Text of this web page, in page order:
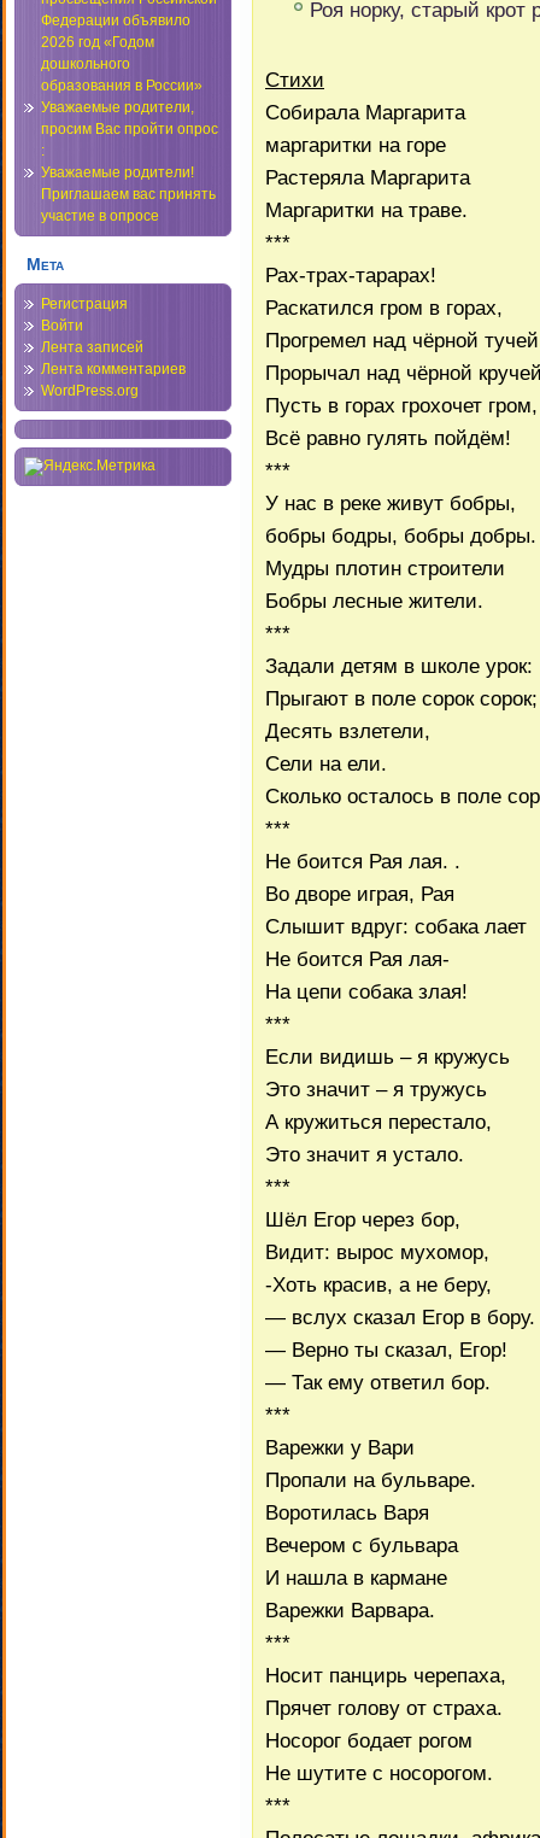
Федерации объявило
2026 год «Годом
дошкольного
образования в России»
Уважаемые родители,
просим Вас пройти опрос
:
Уважаемые родители!
Приглашаем вас принять
участие в опросе
Мета
Регистрация
Войти
Лента записей
Лента комментариев
WordPress.org
Роя норку, старый
Стихи
Собирала Маргарита
маргаритки на горе
Растеряла Маргарита
Маргаритки на траве.
***
Рах-трах-тарарах!
Раскатился гром в горах,
Прогремел над чёрной
Прорычал над чёрной
Пусть в горах грохочет гром,
Всё равно гулять пойдём!
***
У нас в реке живут бобры,
бобры бодры, бобры добры.
Мудры плотин строители
Бобры лесные жители.
***
Задали детям в школе урок:
Прыгают в поле сорок сорок;
Десять взлетели,
Сели на ели.
Сколько осталось в поле
***
Не боится Рая лая. .
Во дворе играя, Рая
Слышит вдруг: собака лает
Не боится Рая лая-
На цепи собака злая!
***
Если видишь – я кружусь
Это значит – я тружусь
А кружиться перестало,
Это значит я устало.
***
Шёл Егор через бор,
Видит: вырос мухомор,
-Хоть красив, а не беру,
— вслух сказал Егор в бору.
— Верно ты сказал, Егор!
— Так ему ответил бор.
***
Варежки у Вари
Пропали на бульваре.
Воротилась Варя
Вечером с бульвара
И нашла в кармане
Варежки Варвара.
***
Носит панцирь черепаха,
Прячет голову от страха.
Носорог бодает рогом
Не шутите с носорогом.
***